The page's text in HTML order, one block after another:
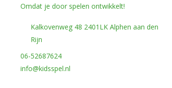
Omdat je door spelen ontwikkelt!
Kalkovenweg 48 2401LK Alphen aan den
Rijn
06-52687624
info@kidsspel.nl